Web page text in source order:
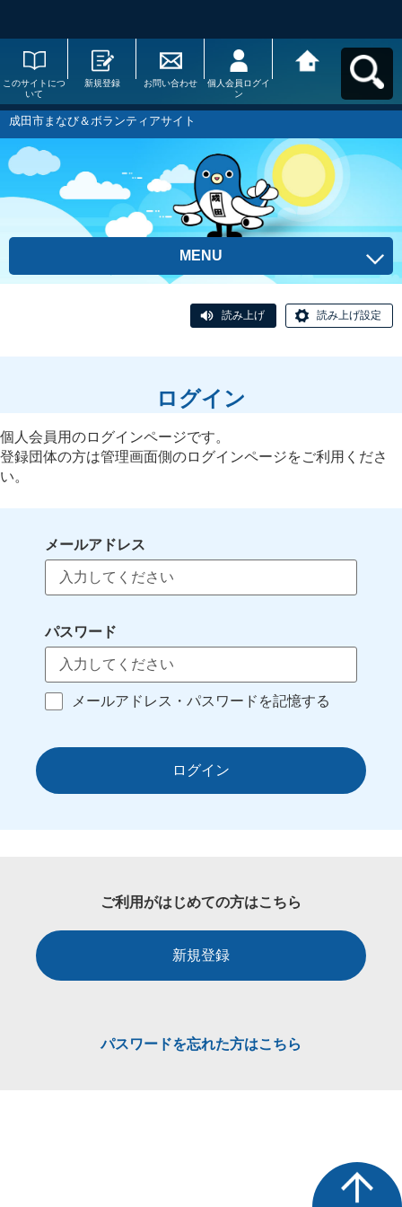
このサイトにつ
いて
新規登録 お問い合わせ
個人会員ログイ
ン
イトへ戻る
成田市まなび＆ボランティアサイト
MENU
読み上げ 読み上げ設定
ログイン
個人会員用のログインページです。
登録団体の方は管理画面側のログインページをご利用くださ
い。
メールアドレス
パスワード
メールアドレス・パスワードを記憶する
ログイン
ご利用がはじめての方はこちら
新規登録
パスワードを忘れた方はこちら